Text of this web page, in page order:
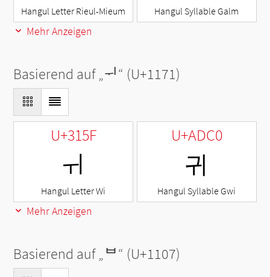
Hangul Letter Rieul-Mieum Hangul Syllable Galm
Mehr Anzeigen
Basierend auf „ᅱ“ (U+1171)
U+315F
ㅟ
Hangul Letter Wi
U+ADC0
귀
Hangul Syllable Gwi
Mehr Anzeigen
Basierend auf „ᄇ“ (U+1107)